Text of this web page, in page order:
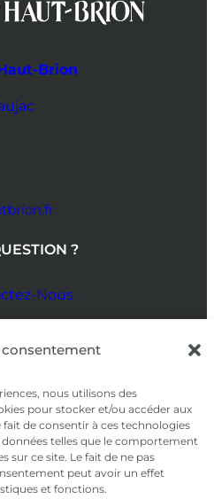
consentement
nous utilisons des
pour stocker et/ou accéder aux
de consentir à ces technologies
telles que le comportement
sur ce site. Le fait de ne pas
peut avoir un effet
et fonctions.
Brion
?
Nous